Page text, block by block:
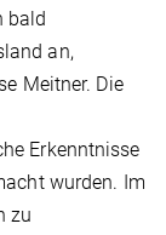
bald
an,
Meitner. Die
Erkenntnisse
wurden. Im
zu